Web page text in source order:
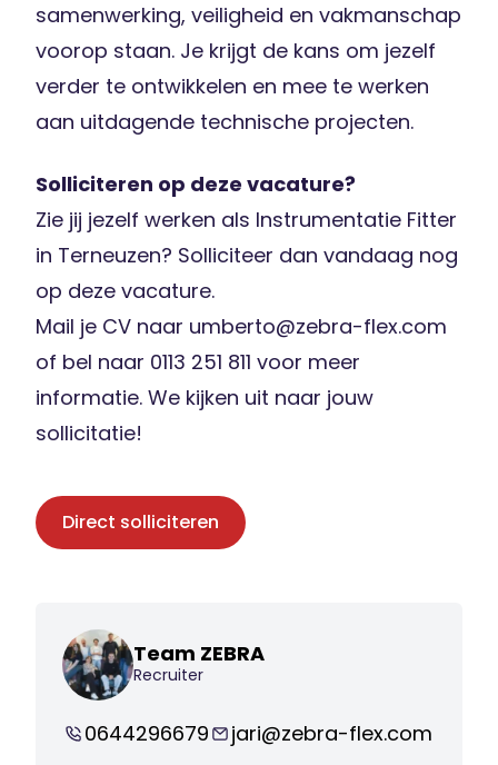
samenwerking, veiligheid en vakmanschap
voorop staan. Je krijgt de kans om jezelf
verder te ontwikkelen en mee te werken
aan uitdagende technische projecten.
Solliciteren op deze vacature?
Zie jij jezelf werken als Instrumentatie Fitter
in Terneuzen? Solliciteer dan vandaag nog
op deze vacature.
Mail je CV naar umberto@zebra-flex.com
of bel naar 0113 251 811 voor meer
informatie. We kijken uit naar jouw
sollicitatie!
Direct solliciteren
Team ZEBRA
Recruiter
0644296679 jari@zebra-flex.com